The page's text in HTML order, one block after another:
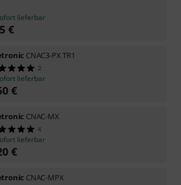
lieferbar
€
CNAC3-PX TR1
2
lieferbar
€
CNAC-MX
4
lieferbar
€
CNAC-MPX